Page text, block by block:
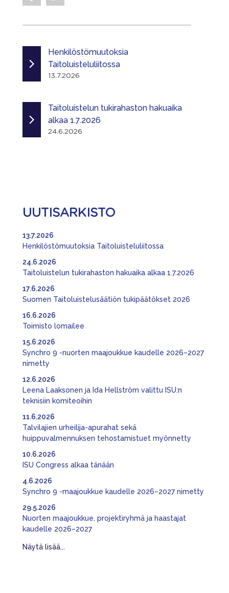
Henkilöstömuutoksia
Taitoluisteluliitossa
13.7.2026
Taitoluistelun tukirahaston hakuaika
alkaa 1.7.2026
24.6.2026
UUTISARKISTO
Henkilöstömuutoksia Taitoluisteluliitossa
13.7.2026
Taitoluistelun tukirahaston hakuaika alkaa 1.7.2026
24.6.2026
Suomen Taitoluistelusäätiön tukipäätökset 2026
17.6.2026
Toimisto lomailee
16.6.2026
Synchro 9 -nuorten maajoukkue kaudelle 2026–2027
nimetty
15.6.2026
Leena Laaksonen ja Ida Hellström valittu ISU:n
teknisiin komiteoihin
12.6.2026
Talvilajien urheilija-apurahat sekä
huippuvalmennuksen tehostamistuet myönnetty
11.6.2026
ISU Congress alkaa tänään
10.6.2026
Synchro 9 -maajoukkue kaudelle 2026–2027 nimetty
4.6.2026
Nuorten maajoukkue, projektiryhmä ja haastajat
kaudelle 2026–2027
29.5.2026
Näytä lisää...